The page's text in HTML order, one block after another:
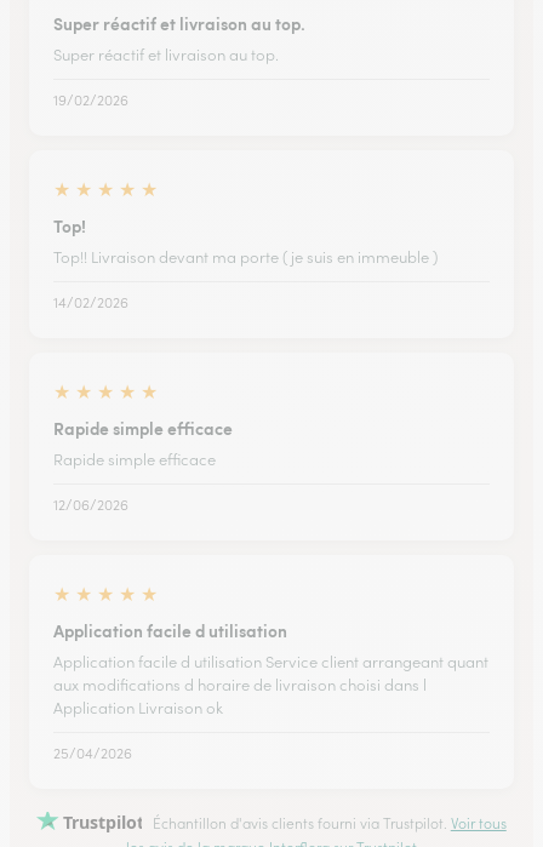
Super réactif et livraison au top.
Super réactif et livraison au top.
19/02/2026
★ ★ ★ ★ ★
Top!
Top!! Livraison devant ma porte ( je suis en immeuble )
14/02/2026
★ ★ ★ ★ ★
Rapide simple efficace
Rapide simple efficace
12/06/2026
★ ★ ★ ★ ★
Application facile d utilisation
Application facile d utilisation Service client arrangeant quant
aux modifications d horaire de livraison choisi dans l
Application Livraison ok
25/04/2026
Trustpilot Échantillon d'avis clients fourni via Trustpilot. Voir tous